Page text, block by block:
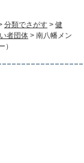
分類でさがす > 健
者団体 > 南八幡メン
）